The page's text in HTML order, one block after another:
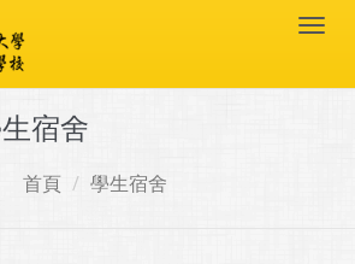
宿舍
首頁 學生宿舍